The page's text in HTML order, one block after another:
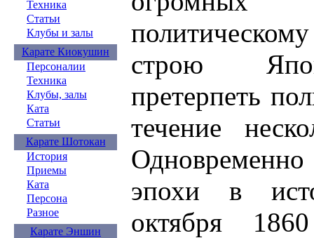
Техника
Статьи
Клубы и залы
Карате Киокушин
Персоналии
Техника
Клубы, залы
Ката
Статьи
Карате Шотокан
История
Приемы
Ката
Персона
Разное
Карате Эншин
строю
претерпеть
течение
эпохи в
октября